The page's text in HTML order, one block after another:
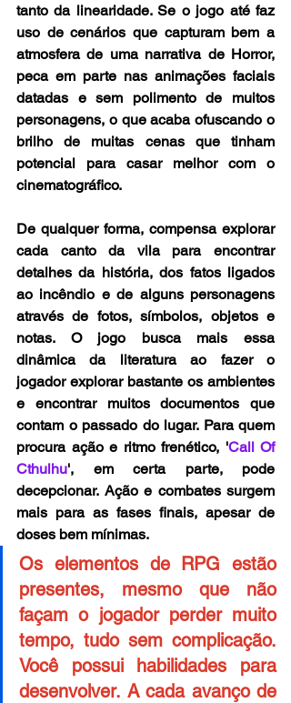
tanto da linearidade. Se o jogo até faz
uso de cenários que capturam bem a
atmosfera de uma narrativa de Horror,
peca em parte nas animações faciais
datadas e sem polimento de muitos
personagens, o que acaba ofuscando o
brilho de muitas cenas que tinham
potencial para casar melhor com o
cinematográfico.
De qualquer forma, compensa explorar
cada canto da vila para encontrar
detalhes da história, dos fatos ligados
ao incêndio e de alguns personagens
através de fotos, símbolos, objetos e
notas. O jogo busca mais essa
dinâmica da literatura ao fazer o
jogador explorar bastante os ambientes
e encontrar muitos documentos que
contam o passado do lugar. Para quem
procura ação e ritmo frenético, 'Call Of
Cthulhu', em certa parte, pode
decepcionar. Ação e combates surgem
mais para as fases finais, apesar de
doses bem mínimas.
Os elementos de RPG estão
presentes, mesmo que não
façam o jogador perder muito
tempo, tudo sem complicação.
Você possui habilidades para
desenvolver. A cada avanço de